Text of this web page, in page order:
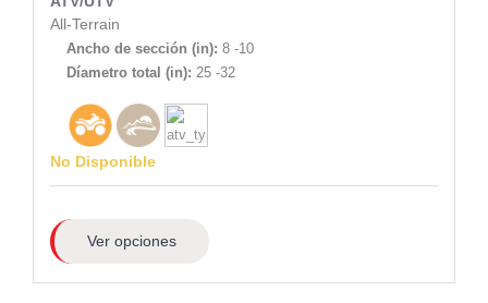
All-Terrain
Ancho de sección (in): 8 -10
Díametro total (in): 25 -32
No Disponible
Ver opciones